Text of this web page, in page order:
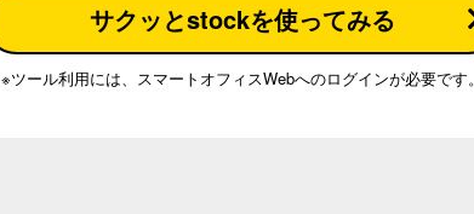
サクッとstockを使ってみる
※ツール利用には、スマートオフィスWebへのログインが必要です。